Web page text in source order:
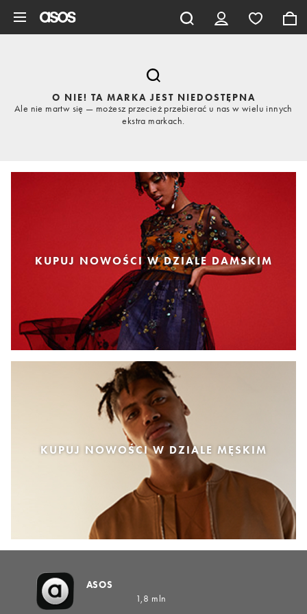
O NIE! TA MARKA JEST NIEDOSTĘPNA
Ale nie martw się — możesz przecież przebierać u nas w wielu innych
ekstra markach.
KUPUJ NOWOŚCI W DZIALE DAMSKIM
KUPUJ NOWOŚCI W DZIALE MĘSKIM
ASOS
1,8 mln